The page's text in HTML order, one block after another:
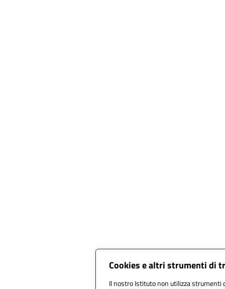
Cookies e altri strumenti di
Il nostro Istituto non utilizza strumenti